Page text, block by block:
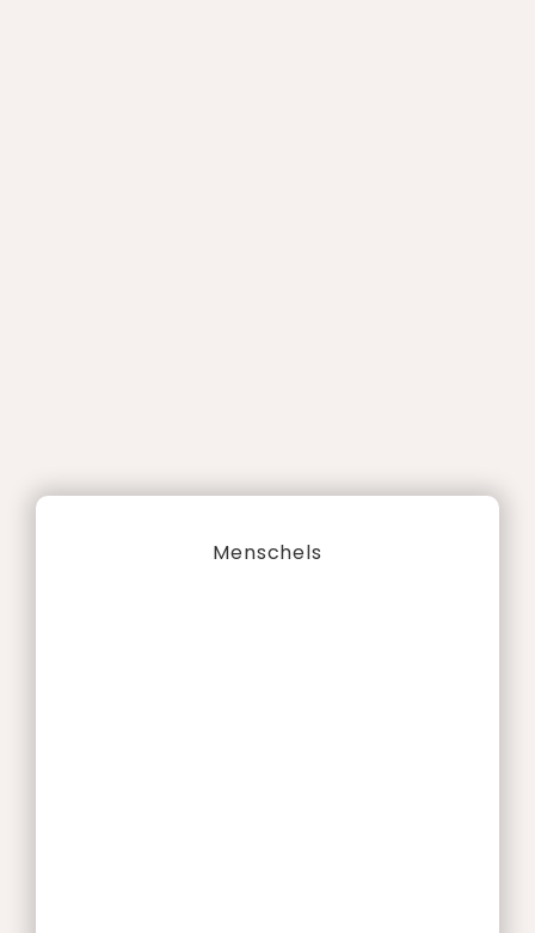
Menschels